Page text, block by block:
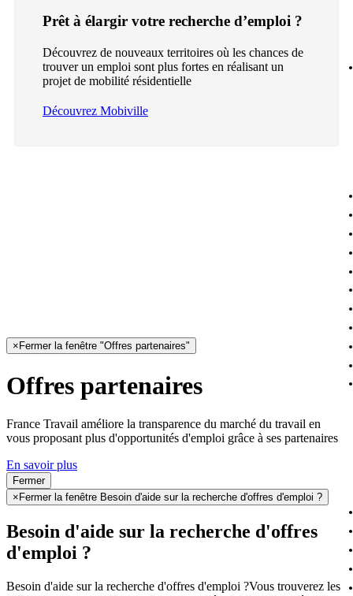
Prêt à élargir votre recherche d’emploi ?
Découvrez de nouveaux territoires où les chances de
trouver un emploi sont plus fortes en réalisant un
projet de mobilité résidentielle
Découvrez Mobiville
× Fermer la fenêtre "Offres partenaires"
Offres partenaires
France Travail améliore la transparence du marché du travail en
vous proposant plus d'opportunités d'emploi grâce à ses partenaires
En savoir plus
Fermer
× Fermer la fenêtre Besoin d'aide sur la recherche d'offres d'emploi ?
Besoin d'aide sur la recherche d'offres
d'emploi ?
Besoin d'aide sur la recherche d'offres d'emploi ?Vous trouverez les